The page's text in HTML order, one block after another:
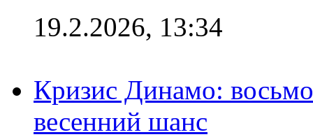
19.2.2026, 13:34
Кризис Динамо:
весенний шанс